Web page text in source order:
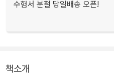
수험서 분철 당일배송 오픈!
책소개